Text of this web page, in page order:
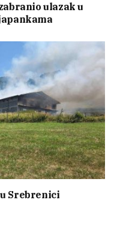
ulazak u
Srebrenici